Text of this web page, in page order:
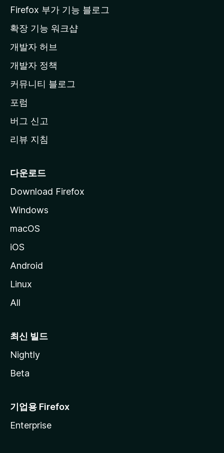
a
페
이
지
이
동
Firefox 부가 기능 블로그
확장 기능 워크샵
개발자 허브
개발자 정책
커뮤니티 블로그
포럼
버그 신고
리뷰 지침
다운로드
Download Firefox
Windows
macOS
iOS
Android
Linux
All
최신 빌드
Nightly
Beta
기업용 Firefox
Enterprise